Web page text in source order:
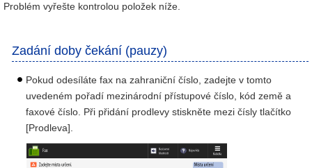
Problém vyřešte kontrolou položek níže.
Zadání doby čekání (pauzy)
Pokud odesíláte fax na zahraniční číslo, zadejte v tomto
uvedeném pořadí mezinárodní přístupové číslo, kód země a
faxové číslo. Při přidání prodlevy stiskněte mezi čísly tlačítko
[Prodleva].